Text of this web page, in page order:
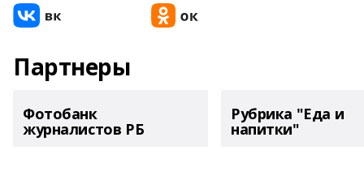
Партнеры
Фотобанк
журналистов РБ
Рубрика "Еда и
напитки"